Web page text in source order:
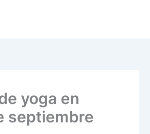
yoga en
septiembre